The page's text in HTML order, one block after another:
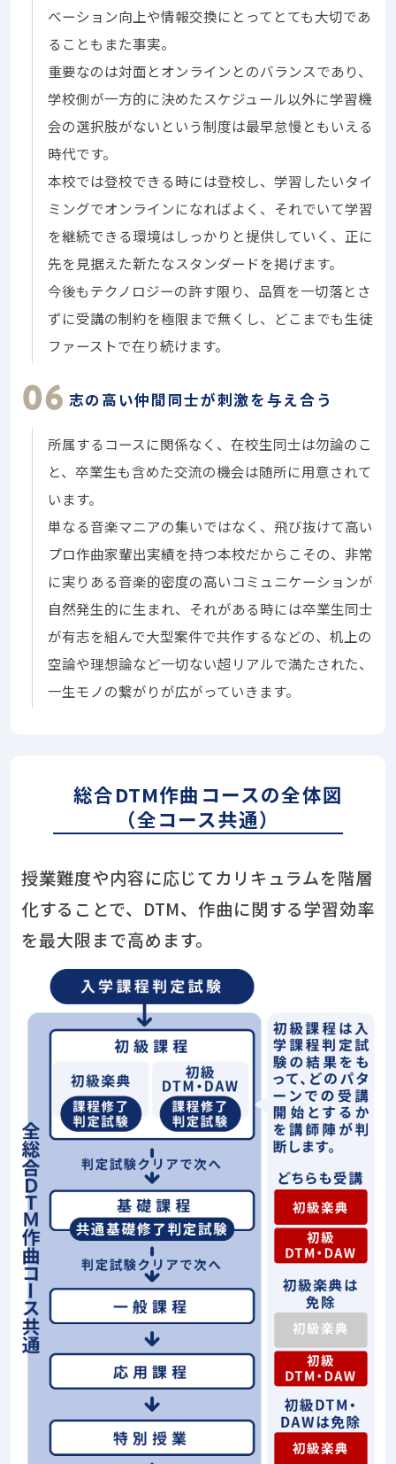
ベーション向上や情報交換にとってとても大切であ
ることもまた事実。
重要なのは対面とオンラインとのバランスであり、
学校側が一方的に決めたスケジュール以外に学習機
会の選択肢がないという制度は最早怠慢ともいえる
時代です。
本校では登校できる時には登校し、学習したいタイ
ミングでオンラインになればよく、それでいて学習
を継続できる環境はしっかりと提供していく、正に
先を見据えた新たなスタンダードを掲げます。
今後もテクノロジーの許す限り、品質を一切落とさ
ずに受講の制約を極限まで無くし、どこまでも生徒
ファーストで在り続けます。
志の高い仲間同士が刺激を与え合う
所属するコースに関係なく、在校生同士は勿論のこ
と、卒業生も含めた交流の機会は随所に用意されて
います。
単なる音楽マニアの集いではなく、飛び抜けて高い
プロ作曲家輩出実績を持つ本校だからこその、非常
に実りある音楽的密度の高いコミュニケーションが
自然発生的に生まれ、それがある時には卒業生同士
が有志を組んで大型案件で共作するなどの、机上の
空論や理想論など一切ない超リアルで満たされた、
一生モノの繋がりが広がっていきます。
総合DTM作曲コースの全体図
（全コース共通）
授業難度や内容に応じてカリキュラムを階層
化することで、DTM、作曲に関する学習効率
を最大限まで高めます。